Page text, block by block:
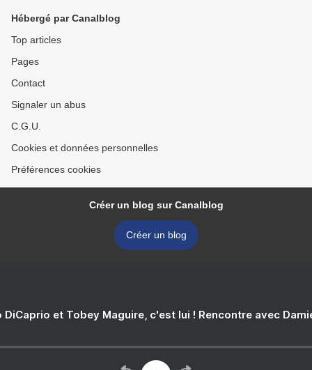
Hébergé par Canalblog
Top articles
Pages
Contact
Signaler un abus
C.G.U.
Cookies et données personnelles
Préférences cookies
Créer un blog sur Canalblog
Créer un blog
DiCaprio et Tobey Maguire, c'est lui ! Rencontre avec